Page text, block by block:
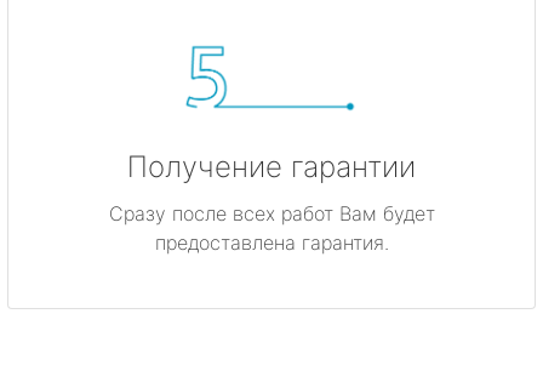
Получение гарантии
Сразу после всех работ Вам будет
предоставлена гарантия.